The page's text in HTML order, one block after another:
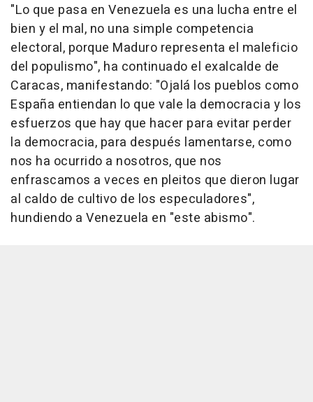
"Lo que pasa en Venezuela es una lucha entre el
bien y el mal, no una simple competencia
electoral, porque Maduro representa el maleficio
del populismo", ha continuado el exalcalde de
Caracas, manifestando: "Ojalá los pueblos como
España entiendan lo que vale la democracia y los
esfuerzos que hay que hacer para evitar perder
la democracia, para después lamentarse, como
nos ha ocurrido a nosotros, que nos
enfrascamos a veces en pleitos que dieron lugar
al caldo de cultivo de los especuladores",
hundiendo a Venezuela en "este abismo".